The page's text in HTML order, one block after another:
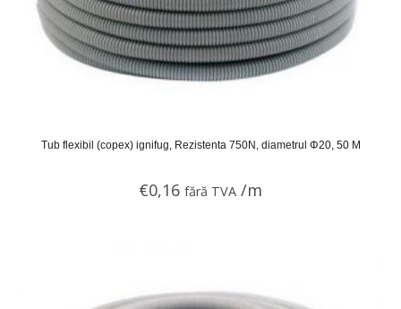
Tub flexibil (copex) ignifug, Rezistenta 750N, diametrul Φ20, 50 M
€0,16 fără TVA /m